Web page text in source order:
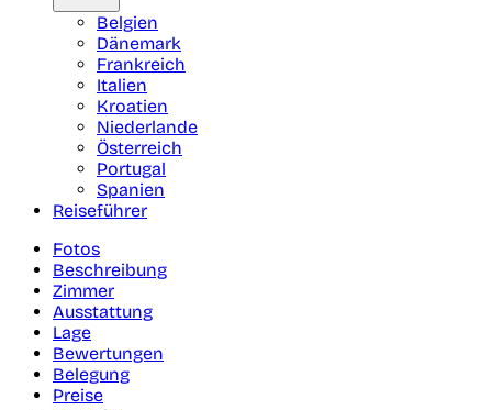
Belgien
Dänemark
Frankreich
Italien
Kroatien
Niederlande
Österreich
Portugal
Spanien
Reiseführer
Fotos
Beschreibung
Zimmer
Ausstattung
Lage
Bewertungen
Belegung
Preise